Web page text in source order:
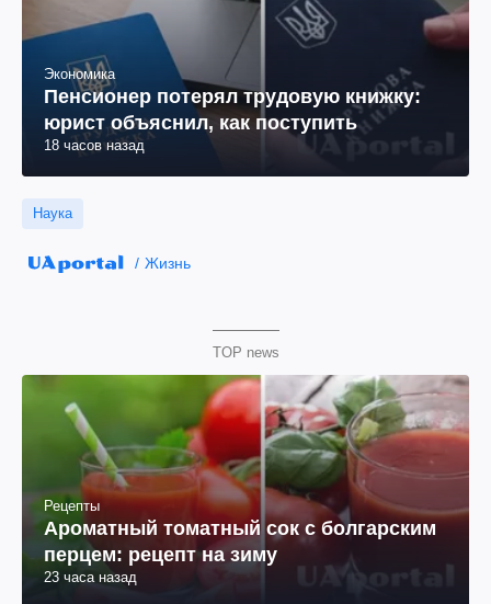
Экономика
Пенсионер потерял трудовую книжку:
юрист объяснил, как поступить
18 часов назад
Наука
Жизнь
TOP news
Рецепты
Ароматный томатный сок с болгарским
перцем: рецепт на зиму
23 часа назад